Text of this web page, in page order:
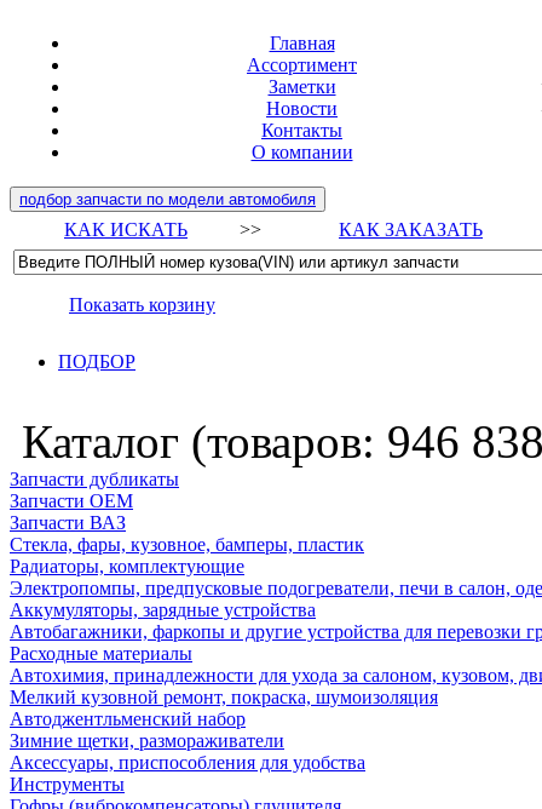
Главная
Ассортимент
Заметки
Новости
Контакты
О компании
подбор запчасти по модели автомобиля
КАК ИСКАТЬ >> КАК ЗАКАЗАТЬ
Показать корзину
ПОДБОР
Каталог (товаров: 946
Запчасти дубликаты
Запчасти ОЕМ
Запчасти ВАЗ
Стекла, фары, кузовное, бамперы, пластик
Радиаторы, комплектующие
Электропомпы, предпусковые подогреватели, печи в салон,
Аккумуляторы, зарядные устройства
Автобагажники, фаркопы и другие устройства для перевозки
Расходные материалы
Автохимия, принадлежности для ухода за салоном, кузовом,
Мелкий кузовной ремонт, покраска, шумоизоляция
Автоджентльменский набор
Зимние щетки, размораживатели
Аксессуары, приспособления для удобства
Инструменты